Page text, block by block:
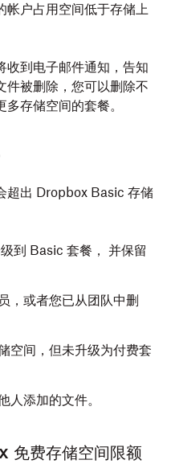
帐户占用空间低于存储上
收到电子邮件通知，告知
件被删除，您可以删除不
存储空间的套餐。
超出 Dropbox Basic 存储
到 Basic 套餐， 并保留
，或者您已从团队中删
空间，但未升级为付费套
人添加的文件。
费存储空间限额